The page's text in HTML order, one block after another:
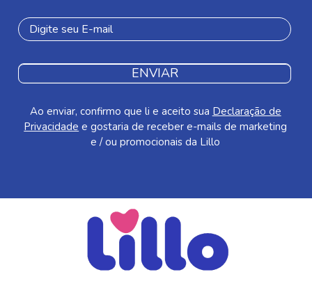
ENVIAR
Ao enviar, confirmo que li e aceito sua Declaração de
Privacidade e gostaria de receber e-mails de marketing
e / ou promocionais da Lillo